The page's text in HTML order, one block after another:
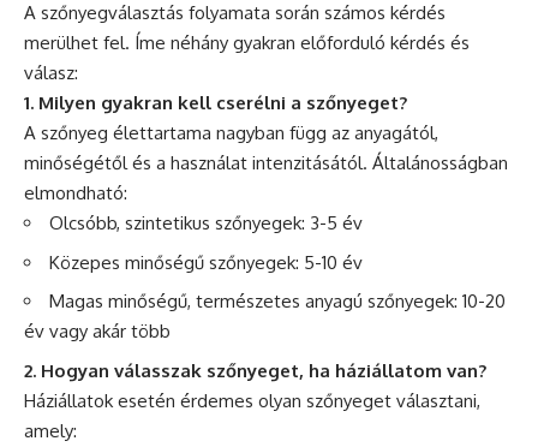
A szőnyegválasztás folyamata során számos kérdés
merülhet fel. Íme néhány gyakran előforduló kérdés és
válasz:
1. Milyen gyakran kell cserélni a szőnyeget?
A szőnyeg élettartama nagyban függ az anyagától,
minőségétől és a használat intenzitásától. Általánosságban
elmondható:
Olcsóbb, szintetikus szőnyegek: 3-5 év
Közepes minőségű szőnyegek: 5-10 év
Magas minőségű, természetes anyagú szőnyegek: 10-20
év vagy akár több
2. Hogyan válasszak szőnyeget, ha háziállatom van?
Háziállatok esetén érdemes olyan szőnyeget választani,
amely: